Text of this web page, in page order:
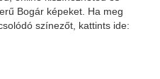
Bogár képeket. Ha meg
színezőt, kattints ide: